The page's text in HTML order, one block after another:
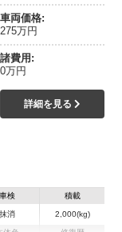
車両価格:
275万円
諸費用:
0万円
詳細を見る
車検
抹消
積載
2,000(kg)